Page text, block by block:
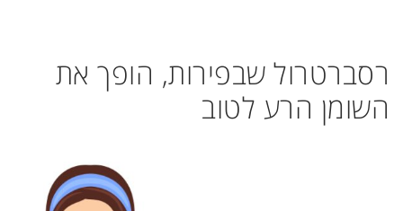
רסברטרול שבפירות, הופך את
השומן הרע לטוב